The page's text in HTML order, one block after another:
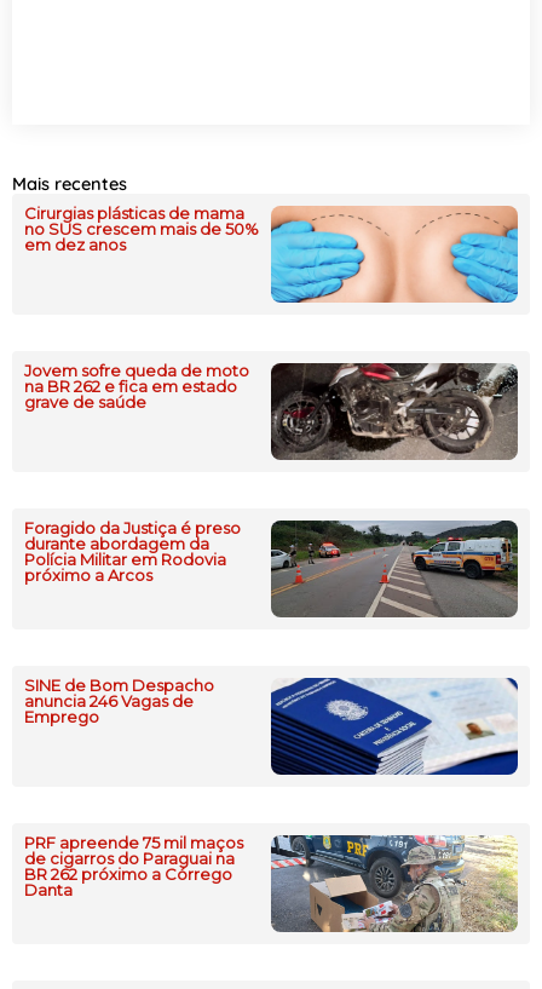
Mais recentes
Cirurgias plásticas de mama
no SUS crescem mais de 50%
em dez anos
Jovem sofre queda de moto
na BR 262 e fica em estado
grave de saúde
Foragido da Justiça é preso
durante abordagem da
Polícia Militar em Rodovia
próximo a Arcos
SINE de Bom Despacho
anuncia 246 Vagas de
Emprego
PRF apreende 75 mil maços
de cigarros do Paraguai na
BR 262 próximo a Córrego
Danta